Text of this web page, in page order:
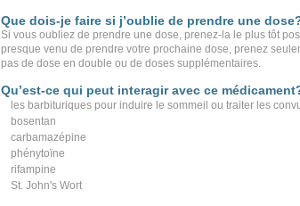
Que dois-je faire si j’oublie de prendre une
Si vous oubliez de prendre une dose, prenez-la le plus tôt
presque venu de prendre votre prochaine dose, prenez
pas de dose en double ou de doses supplémentaires.
Qu’est-ce qui peut interagir avec ce
les barbituriques pour induire le sommeil ou traiter les
bosentan
carbamazépine
phénytoïne
rifampine
St. John's Wort